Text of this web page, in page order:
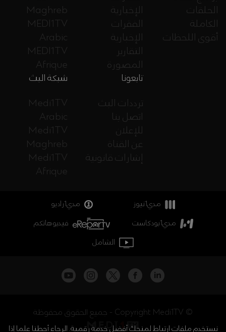
Maghreb
MEDI1TV
Arabic
MEDI1TV
Afrique
الإخبارية
الفقرات
الإخبارية
التقارير
المصورة
الحلقات
الكاملة
أقوى اللحظات
شبكة البث
Medi1TV
Arabic
Medi1TV
Maghreb
Medi1TV
Afrique
تابعونا
ترددات البث
اتصل بنا
للإعلان
عن القناة
إشارات قانونية
مدي1نيوز
مدي1راديو
مدي1بودكاست
فيديوهاتكم
الشامل
جميع الحقوق محفوظة - Copyright Medi1TV ©
نستخدم ملفات ارتباط لمنحك أفضل خدمة رقمية. الرجاء أحطنا علما إذا